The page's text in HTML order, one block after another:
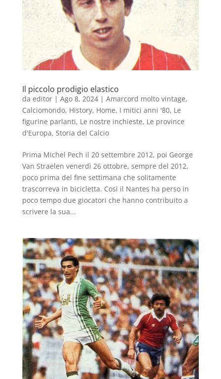
Il piccolo prodigio elastico
da editor| Ago 8, 2024| Amarcord molto vintage,
Calciomondo, History, Home, I mitici anni '80, Le
figurine parlanti, Le nostre inchieste, Le province
d'Europa, Storia del Calcio
Prima Michel Pech il 20 settembre 2012, poi George
Van Straelen venerdì 26 ottobre, sempre del 2012,
poco prima del fine settimana che solitamente
trascorreva in bicicletta. Così il Nantes ha perso in
poco tempo due giocatori che hanno contribuito a
scrivere la sua...